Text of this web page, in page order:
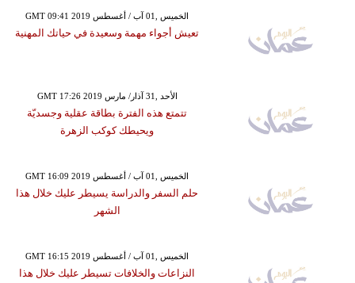
GMT 09:41 2019 الخميس ,01 آب / أغسطس
تعيش أجواء مهمة وسعيدة في حياتك المهنية
GMT 17:26 2019 الأحد ,31 آذار/ مارس
تتمتع هذه الفترة بطاقة عقلية وجسديّة
ويحيطك كوكب الزهرة
GMT 16:09 2019 الخميس ,01 آب / أغسطس
حلم السفر والدراسة يسيطر عليك خلال هذا
الشهر
GMT 16:15 2019 الخميس ,01 آب / أغسطس
النزاعات والخلافات تسيطر عليك خلال هذا